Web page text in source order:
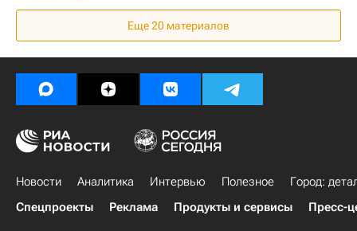
Москва
Сергей Собянин
Строительство
Инфраструктура
Россия
Еще20 материалов
Новости Аналитика Интервью Полезное
Город:
Спецпроекты
Реклама Продукты и сервисы Пресс-